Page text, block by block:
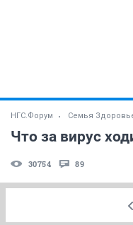
НГС.Форум Семья
Что за вирус
30754 89